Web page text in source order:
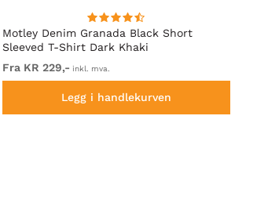
Motley Denim Granada Black Short
Sleeved T-Shirt Dark Khaki
Fra KR 229,- inkl. mva.
Legg i handlekurven